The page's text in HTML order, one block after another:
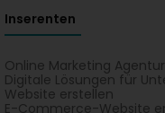
Inserenten
Online Marketing Agentur
Digitale Lösungen für
Website erstellen
E-Commerce-Website